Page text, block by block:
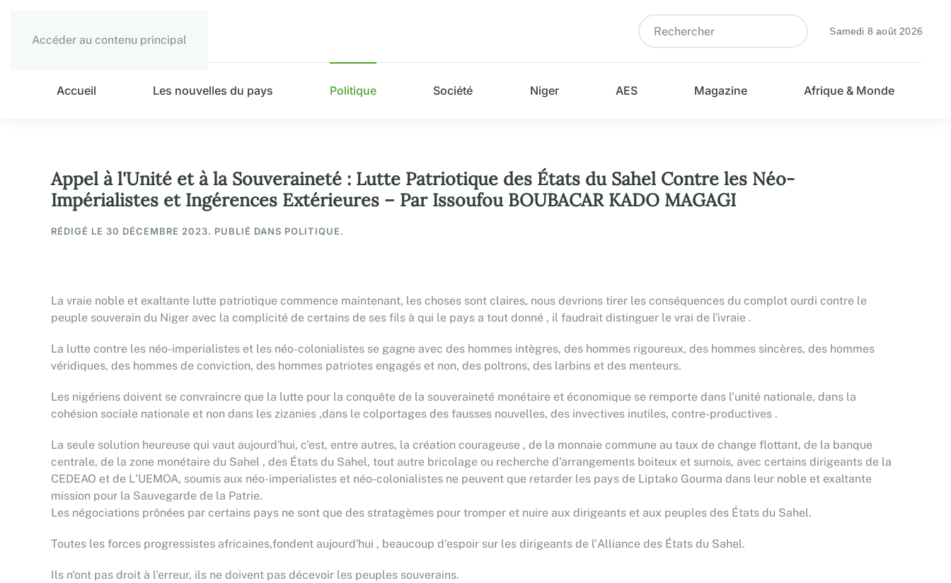
Accéder au contenu principal
Samedi 8 août 2026
Accueil Les nouvelles du pays Politique Société Niger AES Magazine Afrique & Monde
Appel à l'Unité et à la Souveraineté : Lutte Patriotique des États du Sahel Contre les Néo-
Impérialistes et Ingérences Extérieures – Par Issoufou BOUBACAR KADO MAGAGI
RÉDIGÉ LE 30 DÉCEMBRE 2023. PUBLIÉ DANS POLITIQUE.
La vraie noble et exaltante lutte patriotique commence maintenant, les choses sont claires, nous devrions tirer les conséquences du complot ourdi contre le
peuple souverain du Niger avec la complicité de certains de ses fils à qui le pays a tout donné , il faudrait distinguer le vrai de l'ivraie .
La lutte contre les néo-imperialistes et les néo-colonialistes se gagne avec des hommes intègres, des hommes rigoureux, des hommes sincères, des hommes
véridiques, des hommes de conviction, des hommes patriotes engagés et non, des poltrons, des larbins et des menteurs.
Les nigériens doivent se convraincre que la lutte pour la conquête de la souveraineté monétaire et économique se remporte dans l'unité nationale, dans la
cohésion sociale nationale et non dans les zizanies ,dans le colportages des fausses nouvelles, des invectives inutiles, contre-productives .
La seule solution heureuse qui vaut aujourd'hui, c'est, entre autres, la création courageuse , de la monnaie commune au taux de change flottant, de la banque
centrale, de la zone monétaire du Sahel , des États du Sahel, tout autre bricolage ou recherche d'arrangements boiteux et surnois, avec certains dirigeants de la
CEDEAO et de L'UEMOA, soumis aux néo-imperialistes et néo-colonialistes ne peuvent que retarder les pays de Liptako Gourma dans leur noble et exaltante
mission pour la Sauvegarde de la Patrie.
Les négociations prônées par certains pays ne sont que des stratagèmes pour tromper et nuire aux dirigeants et aux peuples des États du Sahel.
Toutes les forces progressistes africaines,fondent aujourd'hui , beaucoup d'espoir sur les dirigeants de l'Alliance des États du Sahel.
Ils n'ont pas droit à l'erreur, ils ne doivent pas décevoir les peuples souverains.